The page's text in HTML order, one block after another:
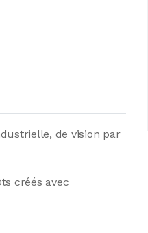
de vision par
créés avec